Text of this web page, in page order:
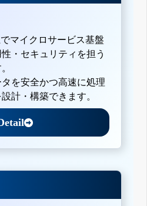
でマイクロサービス基盤
・セキュリティを担う
を安全かつ高速に処理
計・構築できます。